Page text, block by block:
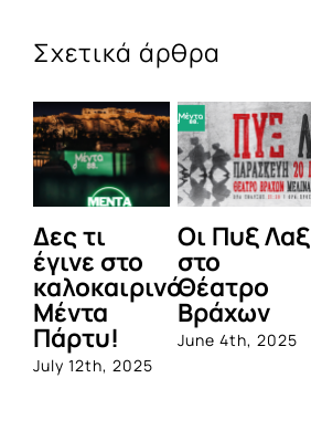
Σχετικά άρθρα
Δες τι
έγινε στο
καλοκαιρινό
Μέντα
Πάρτυ!
July 12th, 2025
Οι Πυξ Λαξ
στο
Θέατρο
Βράχων
June 4th, 2025